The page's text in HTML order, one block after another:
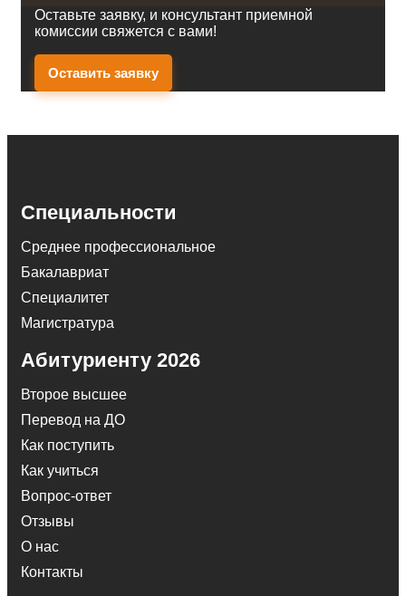
Оставьте заявку, и консультант приемной
комиссии свяжется с вами!
Оставить заявку
Специальности
Среднее профессиональное
Бакалавриат
Специалитет
Магистратура
Абитуриенту 2026
Второе высшее
Перевод на ДО
Как поступить
Как учиться
Вопрос-ответ
Отзывы
О нас
Контакты